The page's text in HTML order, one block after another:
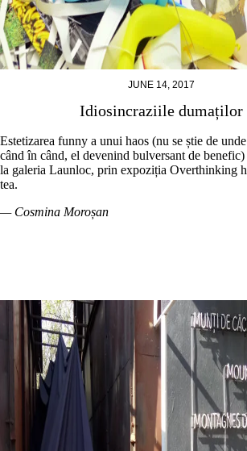
JUNE 14, 2017
Idiosincraziile dumaților
Estetizarea funny a unui haos (nu se știe de
când în când, el devenind bulversant de benefic)
la galeria Launloc, prin expoziția Overthinking
tea.
— Cosmina Moroșan